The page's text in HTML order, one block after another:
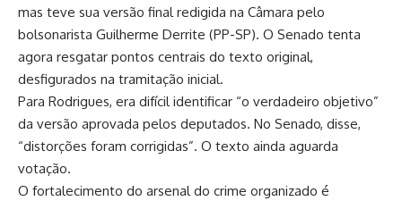
mas teve sua versão final redigida na Câmara pelo
bolsonarista Guilherme Derrite (PP-SP). O Senado tenta
agora resgatar pontos centrais do texto original,
desfigurados na tramitação inicial.
Para Rodrigues, era difícil identificar “o verdadeiro objetivo”
da versão aprovada pelos deputados. No Senado, disse,
“distorções foram corrigidas”. O texto ainda aguarda
votação.
O fortalecimento do arsenal do crime organizado é